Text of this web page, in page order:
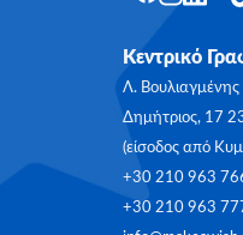
Κεντρικό
Λ.
Δημήτριος, 17
(είσοδος από
+30 210 963
+30 210 963